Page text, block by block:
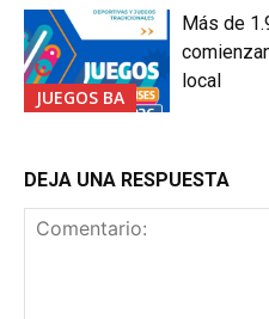
JUEGOS BA
Más de
local
DEJA UNA RESPUESTA